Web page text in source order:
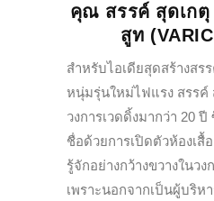
คุณ สรรค์ สุดเกตุ
สูท
สำหรับไอเดียสุดสร้างสร
หนุ่มรุ่นใหม่ไฟแรง สรรค์
วงการเวดดิ้งมากว่า 20
ชื่อด้วยการเปิดตัวห้องเสื้
รู้จักอย่างกว้างขวางในวง
เพราะนอกจากเป็นผู้บริห